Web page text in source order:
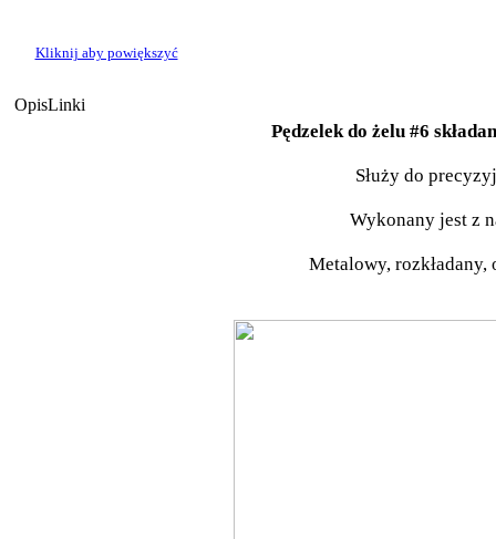
Kliknij aby powiększyć
OpisLinki
Pędzelek do żelu #6
Służy do
Wykonany jest z
Metalowy,